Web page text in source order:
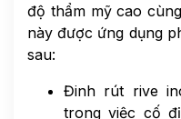
độ thẩm mỹ cao
này được ứng dụng
sau:
Đinh rút rive
trong việc cố